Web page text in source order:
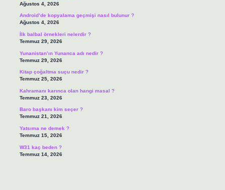
Ağustos 4, 2026
Android’de kopyalama geçmişi nasıl bulunur ?
Ağustos 4, 2026
İlk balbal örnekleri nelerdir ?
Temmuz 29, 2026
Yunanistan’ın Yunanca adı nedir ?
Temmuz 29, 2026
Kitap çoğaltma suçu nedir ?
Temmuz 25, 2026
Kahramanı karınca olan hangi masal ?
Temmuz 23, 2026
Baro başkanı kim seçer ?
Temmuz 21, 2026
Yatsıma ne demek ?
Temmuz 15, 2026
W31 kaç beden ?
Temmuz 14, 2026